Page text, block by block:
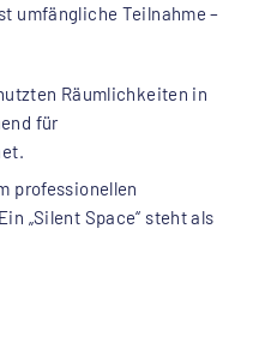
umfängliche Teilnahme –
Räumlichkeiten in
für
professionellen
„Silent Space“ steht als